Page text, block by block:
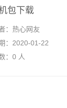
包下载
：热心网友
：2020-01-22
：0 人